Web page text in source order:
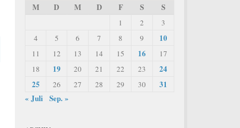
M D M D F S S
1 2
3
4
5 6 7 8 9 10
11 12 13 14 15 16
17
18
19 20 21 22 23
24
25
26 27 28 29 30
31
« Juli Sep. »